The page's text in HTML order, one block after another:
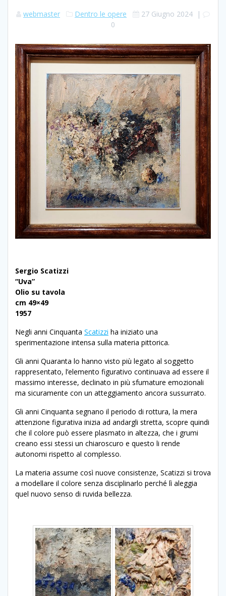
webmaster Dentro le opere 27 Giugno 2024 |
0
Sergio Scatizzi
“Uva”
Olio su tavola
cm 49×49
1957
Negli anni Cinquanta Scatizzi ha iniziato una
sperimentazione intensa sulla materia pittorica.
Gli anni Quaranta lo hanno visto più legato al soggetto
rappresentato, l’elemento figurativo continuava ad essere il
massimo interesse, declinato in più sfumature emozionali
ma sicuramente con un atteggiamento ancora sussurrato.
Gli anni Cinquanta segnano il periodo di rottura, la mera
attenzione figurativa inizia ad andargli stretta, scopre quindi
che il colore può essere plasmato in altezza, che i grumi
creano essi stessi un chiaroscuro e questo li rende
autonomi rispetto al complesso.
La materia assume così nuove consistenze, Scatizzi si trova
a modellare il colore senza disciplinarlo perché lì aleggia
quel nuovo senso di ruvida bellezza.